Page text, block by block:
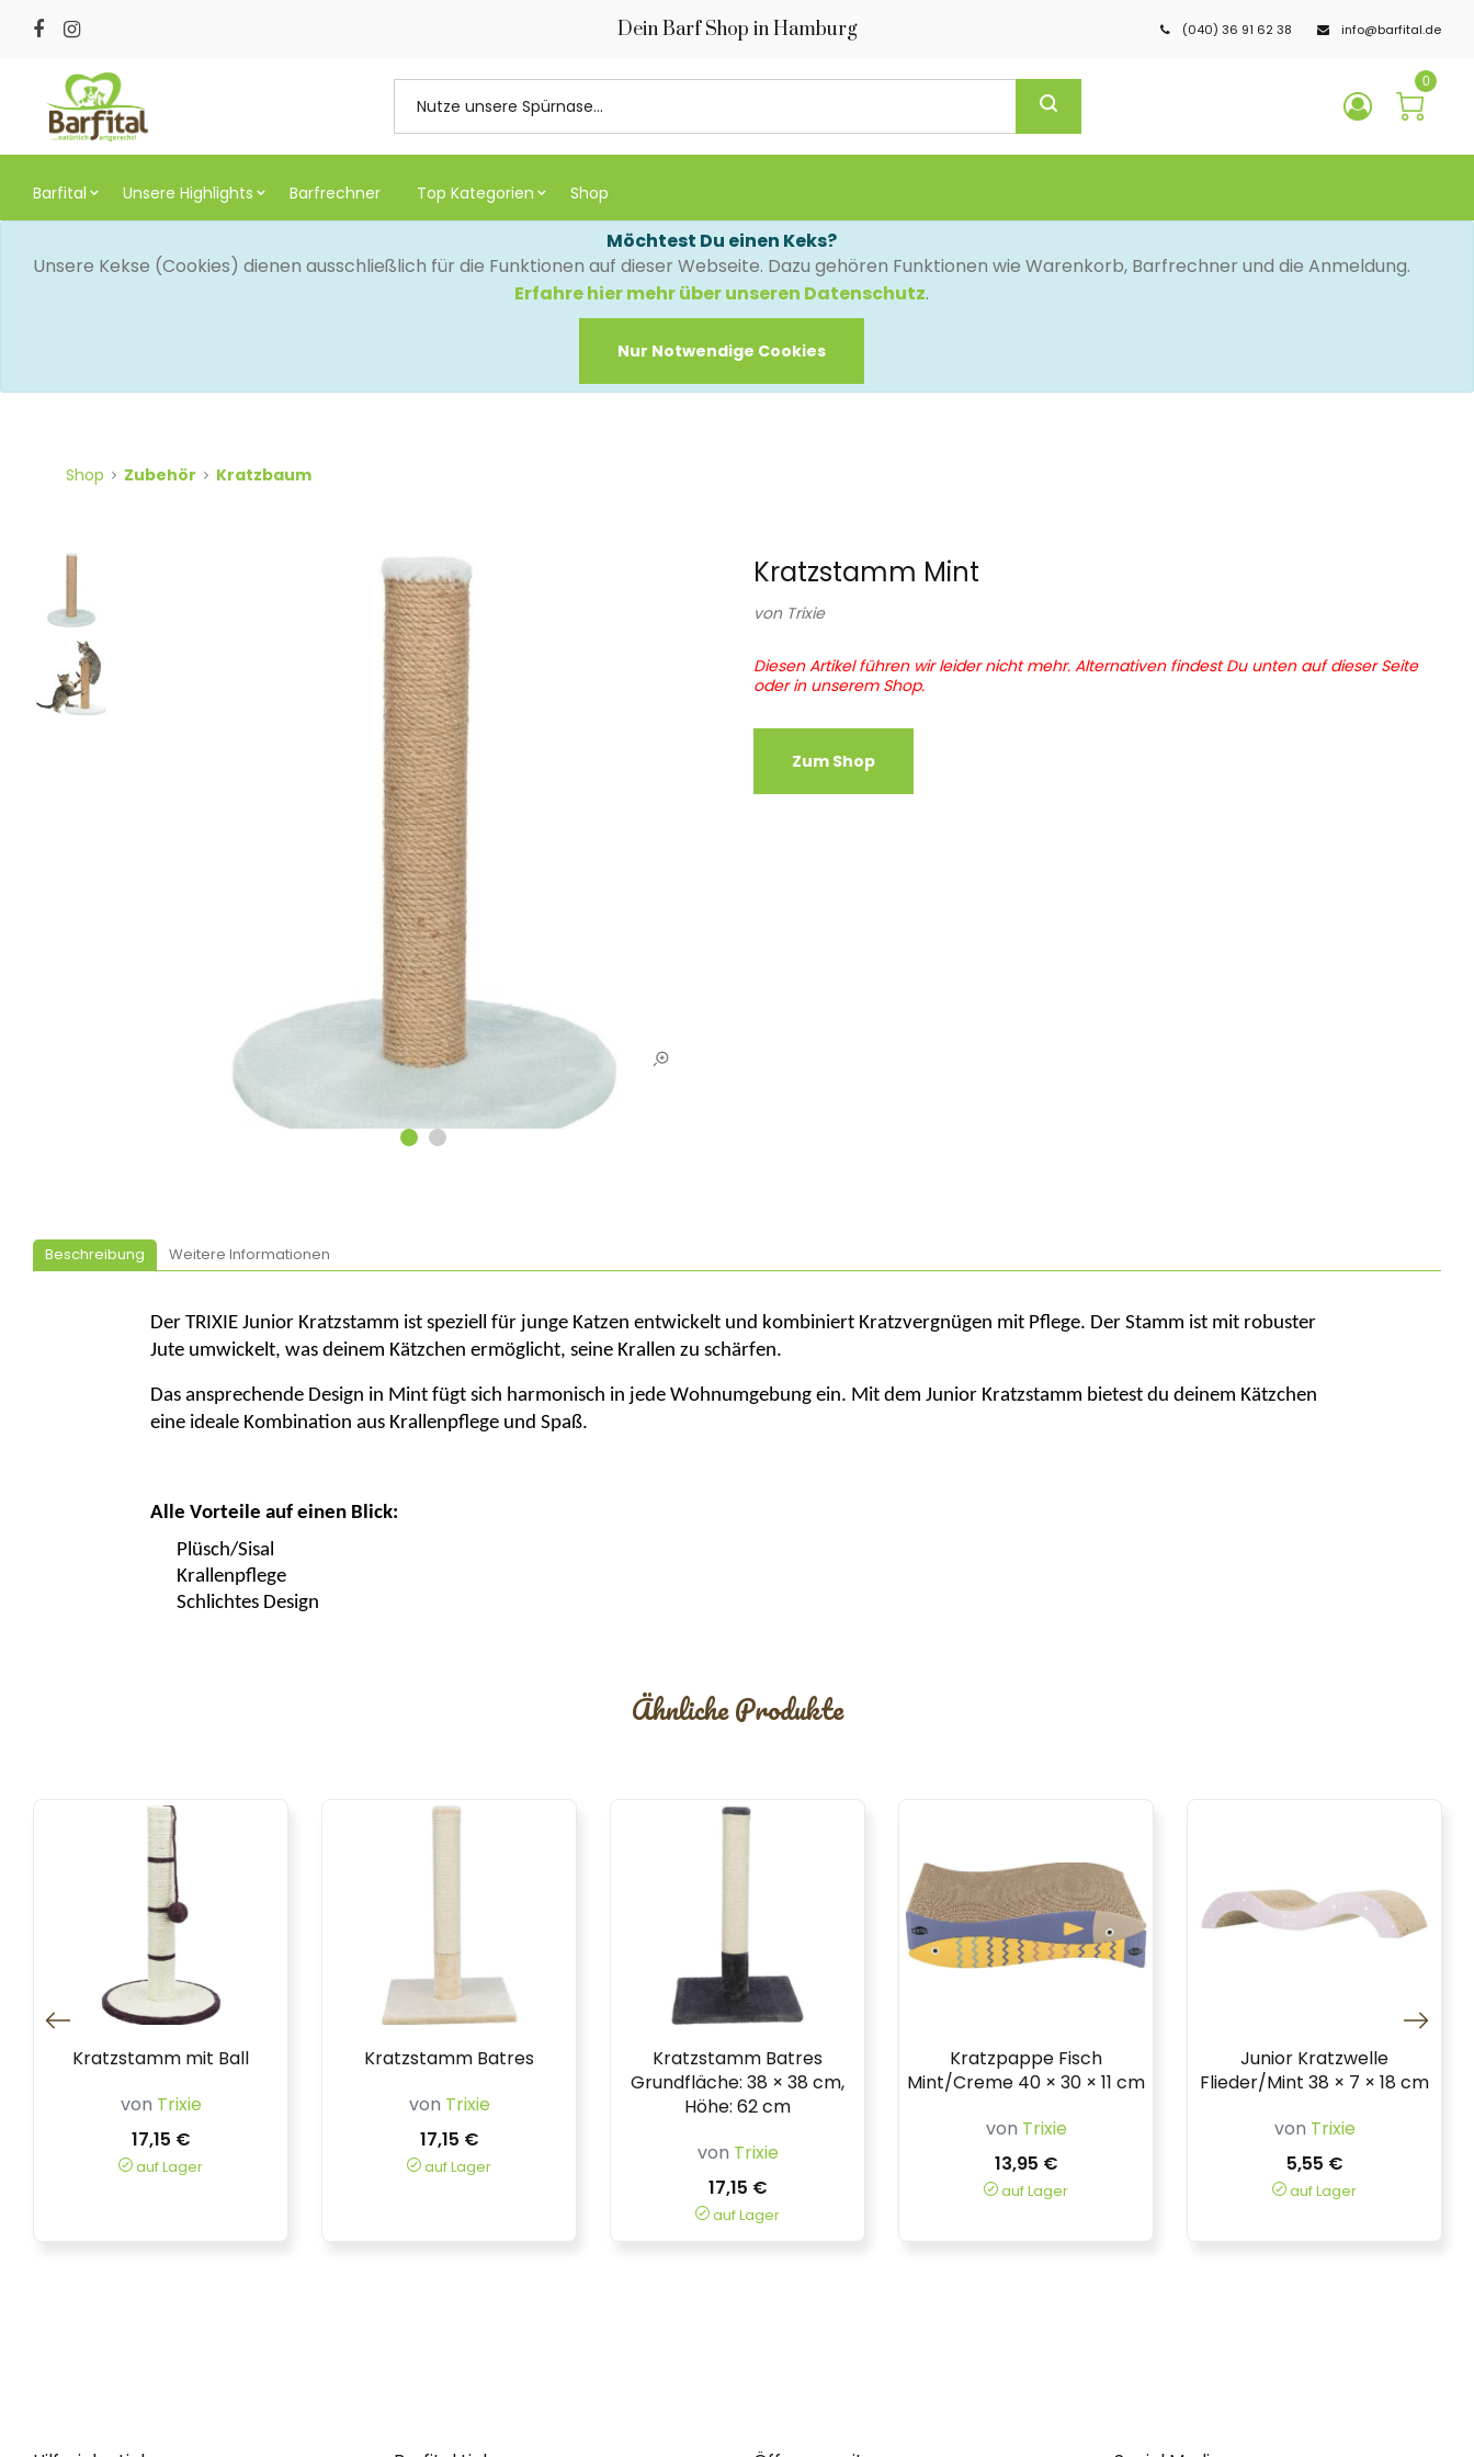
Dein Barf Shop in Hamburg (040) 36 91 62 38 info@barfital.de
0
Barfital Unsere Highlights Barfrechner Top Kategorien Shop
Möchtest Du einen Keks?
Unsere Kekse (Cookies) dienen ausschließlich für die Funktionen auf dieser Webseite. Dazu gehören Funktionen wie Warenkorb, Barfrechner und die Anmeldung.
Erfahre hier mehr über unseren Datenschutz.
Nur Notwendige Cookies
Shop Zubehör Kratzbaum
Kratzstamm Mint
von Trixie
Diesen Artikel führen wir leider nicht mehr. Alternativen findest Du unten auf dieser Seite
oder in unserem Shop.
Zum Shop
Beschreibung Weitere Informationen
Der TRIXIE Junior Kratzstamm ist speziell für junge Katzen entwickelt und kombiniert Kratzvergnügen mit Pflege. Der Stamm ist mit robuster
Jute umwickelt, was deinem Kätzchen ermöglicht, seine Krallen zu schärfen.
Das ansprechende Design in Mint fügt sich harmonisch in jede Wohnumgebung ein. Mit dem Junior Kratzstamm bietest du deinem Kätzchen
eine ideale Kombination aus Krallenpflege und Spaß.
Alle Vorteile auf einen Blick:
Plüsch/Sisal
Krallenpflege
Schlichtes Design
Ähnliche Produkte
Kratzstamm mit Ball
von Trixie
17,15 €
auf Lager
Kratzstamm Batres
von Trixie
17,15 €
auf Lager
Kratzstamm Batres
Grundfläche: 38 × 38 cm,
Höhe: 62 cm
von Trixie
17,15 €
auf Lager
Kratzpappe Fisch
Mint/Creme 40 × 30 × 11 cm
von Trixie
13,95 €
auf Lager
Junior Kratzwelle
Flieder/Mint 38 × 7 × 18 cm
von Trixie
5,55 €
auf Lager